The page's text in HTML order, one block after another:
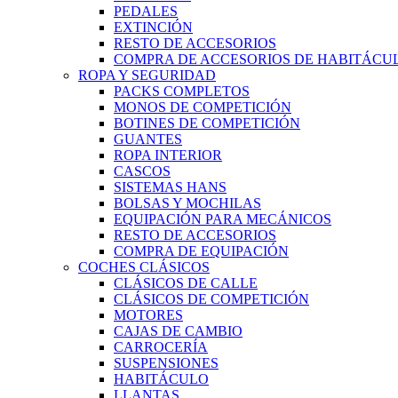
PEDALES
EXTINCIÓN
RESTO DE ACCESORIOS
COMPRA DE ACCESORIOS DE
ROPA Y SEGURIDAD
PACKS COMPLETOS
MONOS DE COMPETICIÓN
BOTINES DE COMPETICIÓN
GUANTES
ROPA INTERIOR
CASCOS
SISTEMAS HANS
BOLSAS Y MOCHILAS
EQUIPACIÓN PARA MECÁNICOS
RESTO DE ACCESORIOS
COMPRA DE EQUIPACIÓN
COCHES CLÁSICOS
CLÁSICOS DE CALLE
CLÁSICOS DE COMPETICIÓN
MOTORES
CAJAS DE CAMBIO
CARROCERÍA
SUSPENSIONES
HABITÁCULO
LLANTAS